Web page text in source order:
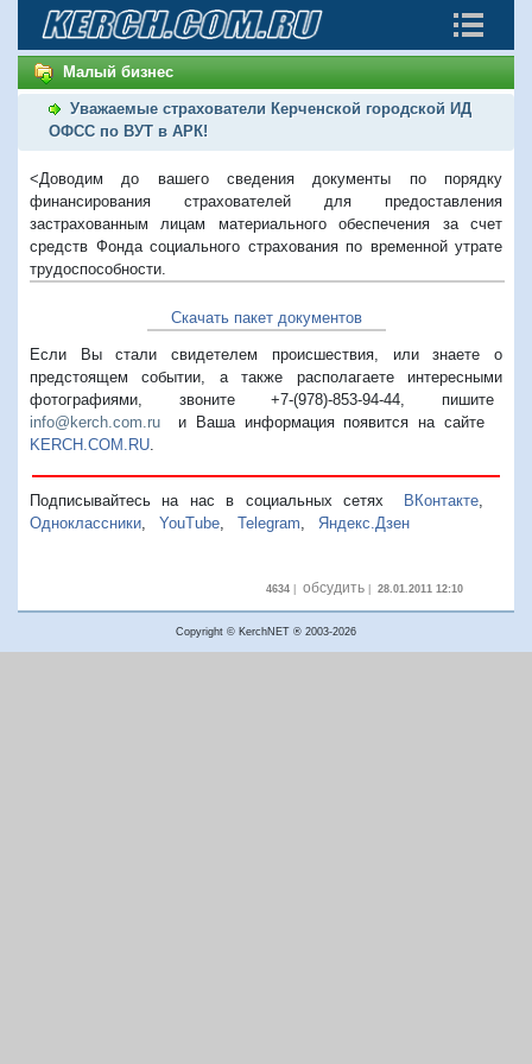
Малый бизнес
Уважаемые страхователи Керченской городской ИД
ОФСС по ВУТ в АРК!
<Доводим до вашего сведения документы по порядку
финансирования страхователей для предоставления
застрахованным лицам материального обеспечения за счет
средств Фонда социального страхования по временной утрате
трудоспособности.
Скачать пакет документов
Если Вы стали свидетелем происшествия, или знаете о
предстоящем событии, а также располагаете интересными
фотографиями, звоните +7-(978)-853-94-44, пишите
info@kerch.com.ru и Ваша информация появится на сайте
KERCH.COM.RU
Подписывайтесь на нас в социальных сетях ВКонтакте,
Одноклассники
YouTube Telegram Яндекс.Дзен
4634| обсудить| 28.01.2011 12:10
Copyright © KerchNET ® 2003-2026